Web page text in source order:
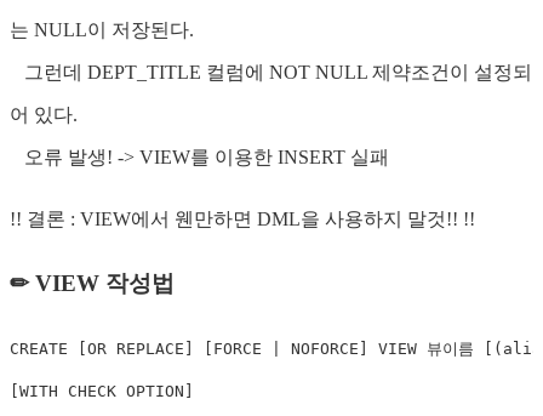
는 NULL이 저장된다.
그런데 DEPT_TITLE 컬럼에 NOT NULL 제약조건이 설정되
어 있다.
오류 발생! -> VIEW를 이용한 INSERT 실패
!! 결론 : VIEW에서 웬만하면 DML을 사용하지 말것!! !!
✏ VIEW 작성법
CREATE OR REPLACE FORCE NOFORCE VIEW 뷰이름 (
WITH CHECK OPTION